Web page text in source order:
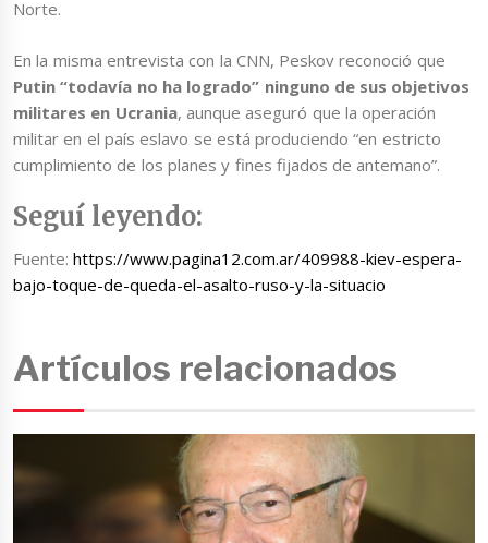
Norte.
En la misma entrevista con la CNN, Peskov reconoció que
Putin “todavía no ha logrado” ninguno de sus objetivos
militares en Ucrania, aunque aseguró que la operación
militar en el país eslavo se está produciendo “en estricto
cumplimiento de los planes y fines fijados de antemano”.
Seguí leyendo:
Fuente:https://www.pagina12.com.ar/409988-kiev-espera-
bajo-toque-de-queda-el-asalto-ruso-y-la-situacio
Artículos relacionados